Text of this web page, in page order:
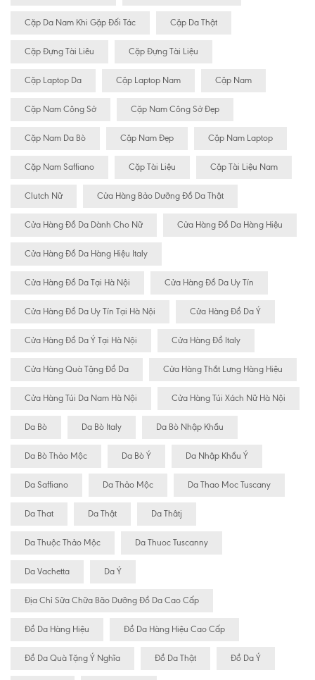
Cặp Da Nam Khi Gặp Đối Tác Cặp Da Thật
Cặp Đựng Tài Liêu Cặp Đựng Tài Liệu
Cặp Laptop Da Cặp Laptop Nam Cặp Nam
Cặp Nam Công Sở Cặp Nam Công Sở Đẹp
Cặp Nam Da Bò Cặp Nam Đẹp Cặp Nam Laptop
Cặp Nam Saffiano Cặp Tài Liệu Cặp Tài Liệu Nam
Clutch Nữ Cửa Hàng Bảo Dưỡng Đồ Da Thật
Cửa Hàng Đồ Da Dành Cho Nữ Cửa Hàng Đồ Da Hàng Hiệu
Cửa Hàng Đồ Da Hàng Hiệu Italy
Cửa Hàng Đồ Da Tại Hà Nội Cửa Hàng Đồ Da Uy Tín
Cửa Hàng Đồ Da Uy Tín Tại Hà Nội Cửa Hàng Đồ Da Ý
Cửa Hàng Đồ Da Ý Tại Hà Nội Cửa Hàng Đồ Italy
Cửa Hàng Quà Tặng Đồ Da Cửa Hàng Thắt Lưng Hàng Hiệu
Cửa Hàng Túi Da Nam Hà Nội Cửa Hàng Túi Xách Nữ Hà Nội
Da Bò Da Bò Italy Da Bò Nhập Khẩu
Da Bò Thảo Mộc Da Bò Ý Da Nhập Khẩu Ý
Da Saffiano Da Thảo Mộc Da Thao Moc Tuscany
Da That Da Thật Da Thâtj
Da Thuộc Thảo Mộc Da Thuoc Tuscanny
Da Vachetta Da Ý
Địa Chỉ Sữa Chữa Bão Dưỡng Đồ Da Cao Cấp
Đồ Da Hàng Hiệu Đồ Da Hàng Hiệu Cao Cấp
Đồ Da Quà Tặng Ý Nghĩa Đồ Da Thật Đồ Da Ý